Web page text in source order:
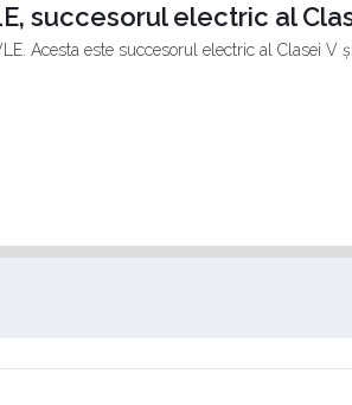
succesorul electric al
Acesta este succesorul electric al Clasei V